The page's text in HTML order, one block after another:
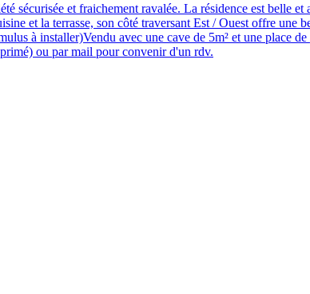
sécurisée et fraichement ravalée. La résidence est belle
et la terrasse, son côté traversant Est / Ouest offre une
à installer)Vendu avec une cave de 5m² et une place
ou par mail pour convenir d'un rdv.